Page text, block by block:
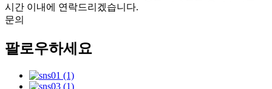
시간 이내에 연락드리겠습니다.
문의
팔로우하세요